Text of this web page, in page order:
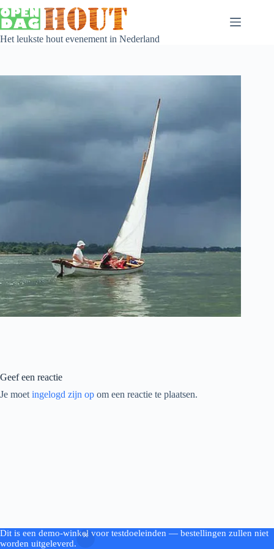
Dit is een demo-winkel voor testdoeleinden — bestellingen zullen niet
worden uitgeleverd.
Het leukste hout evenement in Nederland
Geef een reactie
Je moet ingelogd zijn op om een reactie te plaatsen.
Copyright © 2026 - by Woodworking.nl